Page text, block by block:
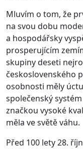
Mluvím o tom, že
na svou dobu
a hospodářsky
prosperujícím
skupiny deseti
československého
osobnosti měly
společenský
značkou vysoké
měla ve světě váhu.
Před 100 lety 28.